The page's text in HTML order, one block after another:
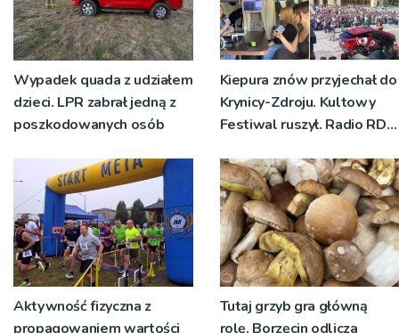
Wypadek quada z udziałem
dzieci. LPR zabrał jedną z
poszkodowanych osób
Kiepura znów przyjechał do
Krynicy-Zdroju. Kultowy
Festiwal ruszył. Radio RDN
żywo [ZDJĘCIA]
Aktywność fizyczna z
propagowaniem wartości
Tutaj grzyb gra główną
rolę. Borzęcin odlicza